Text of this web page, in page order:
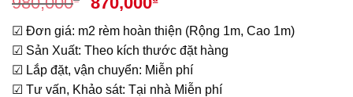
gốc
là:
980,000₫.
hiện
tại
là:
870,000₫.
☑ Đơn giá: m2 rèm hoàn thiện (Rộng 1m, Cao 1m)
☑ Sản Xuất: Theo kích thước đặt hàng
☑ Lắp đặt, vận chuyển: Miễn phí
☑ Tư vấn, Khảo sát: Tại nhà Miễn phí